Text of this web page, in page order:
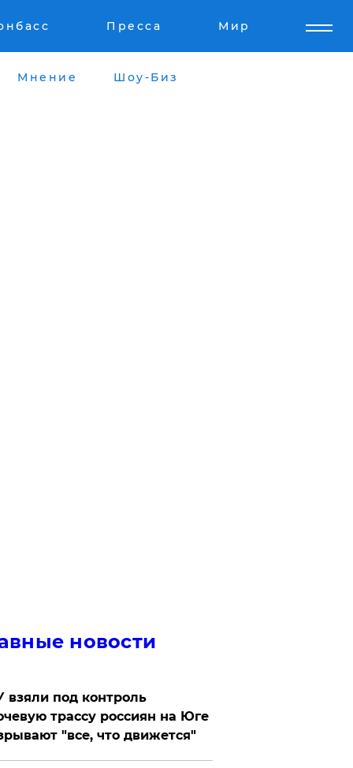
Пресса Мир
Мнение Шоу-Биз
новости
взяли под контроль
трассу россиян на Юге
"все, что движется"